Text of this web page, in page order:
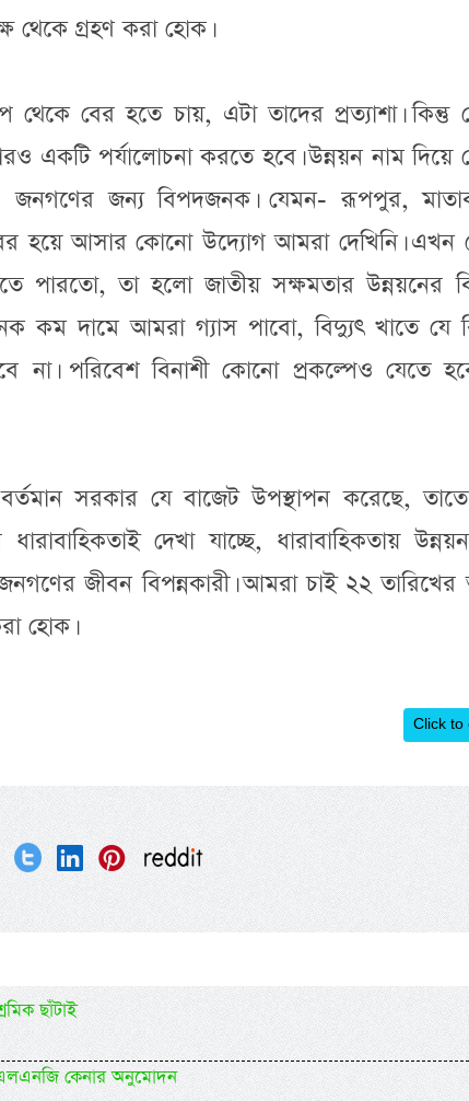
থেকে গ্রহণ করা হোক।
বের হতে চায়, এটা তাদের প্রত্যাশা। কিন্তু
একটি পর্যালোচনা করতে হবে। উন্নয়ন নাম দিয়ে
জনগণের জন্য বিপদজনক। যেমন- রূপপুর,
হয়ে আসার কোনো উদ্যোগ আমরা দেখিনি। এখন
পারতো, তা হলো জাতীয় সক্ষমতার উন্নয়নের
কম দামে আমরা গ্যাস পাবো, বিদ্যুৎ খাতে যে
না। পরিবেশ বিনাশী কোনো প্রকল্পেও যেতে
সরকার যে বাজেট উপস্থাপন করেছে,
দেখা যাচ্ছে, ধারাবাহিকতায়
জীবন বিপন্নকারী। আমরা চাই ২২
হোক।
Click to
ছাঁটাই
কেনার অনুমোদন